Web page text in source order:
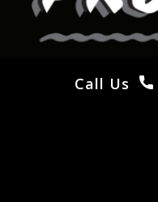
Call Us